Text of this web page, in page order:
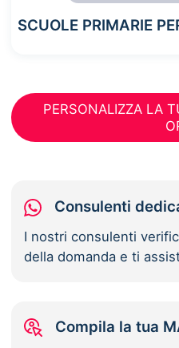
SCUOLE PRIMARIE
PERSONALIZZA LA
Consulenti
I nostri consulenti
della domanda e ti
Compila la tua